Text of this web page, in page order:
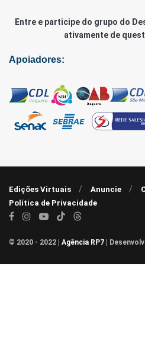
Entre e participe do grupo do
ativamente de
Apoiadores:
Edições Virtuais Anuncie
Política de Privacidade
© 2020 - 2022 | Agência RP7 |